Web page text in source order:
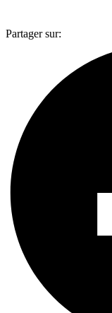
Partager sur: